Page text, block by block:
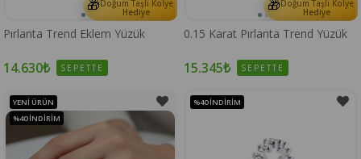
🎁Doğum Taşlı Kolye
Hediye
Pırlanta Trend Eklem Yüzük
14.630₺ SEPETTE
🎁Doğum Taşlı Kolye
Hediye
0.15 Karat Pırlanta Trend Yüzük
15.345₺ SEPETTE
YENI ÜRÜN
%40İNDIRIM
%40İNDIRIM